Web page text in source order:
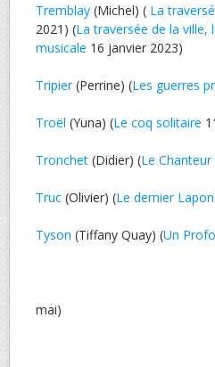
Tremblay (Michel) ( La
2021) (La traversée de la ville,
musicale 16 janvier 2023)
Tripier(Perrine) (Les guerres
Troël (Yuna) (Le coq solitaire
Tronchet (Didier) (Le Chanteur
Truc (Olivier) (Le dernier Lapon
Tyson (Tiffany Quay) (Un
mai)